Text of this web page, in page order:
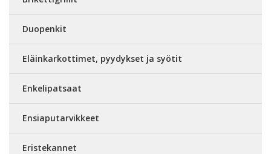
Duopenkit
Eläinkarkottimet, pyydykset ja syötit
Enkelipatsaat
Ensiaputarvikkeet
Eristekannet